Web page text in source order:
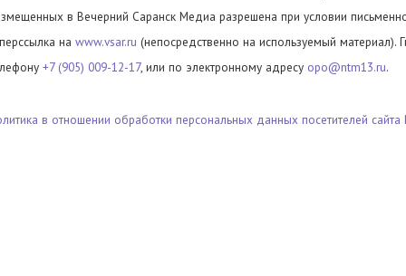
в Вечерний Саранск Медиа разрешена при условии
на www.vsar.ru (непосредственно на используемый материал).
+7 (905) 009-12-17, или по электронному адресу opo@ntm13.ru.
в отношении обработки персональных данных посетителей